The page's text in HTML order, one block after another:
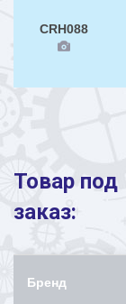
CRH088
Товар под
заказ:
Бренд